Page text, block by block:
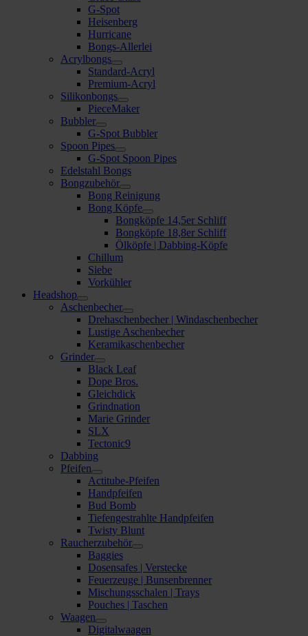
G-Spot
Heisenberg
Hurricane
Bongs-Allerlei
Acrylbongs
Standard-Acryl
Premium-Acryl
Silikonbongs
PieceMaker
Bubbler
G-Spot Bubbler
Spoon Pipes
G-Spot Spoon Pipes
Edelstahl Bongs
Bongzubehör
Bong Reinigung
Bong Köpfe
Bongköpfe 14,5er Schliff
Bongköpfe 18,8er Schliff
Ölköpfe | Dabbing-Köpfe
Chillum
Siebe
Vorkühler
Headshop
Aschenbecher
Drehaschenbecher | Windaschenbecher
Lustige Aschenbecher
Keramikaschenbecher
Grinder
Black Leaf
Dope Bros.
Gleichdick
Grindnation
Marie Grinder
SLX
Tectonic9
Dabbing
Pfeifen
Actitube-Pfeifen
Handpfeifen
Bud Bomb
Tiefengestrahlte Handpfeifen
Twisty Blunt
Raucherzubehör
Baggies
Dosensafes | Verstecke
Feuerzeuge | Bunsenbrenner
Mischungsschalen | Trays
Pouches | Taschen
Waagen
Digitalwaagen